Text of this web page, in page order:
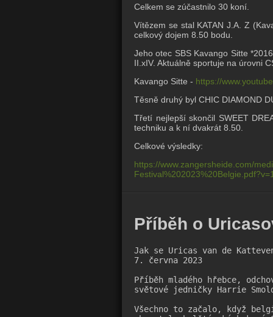
Celkem se zúčastnilo 30 koní.
Vítězem se stal KATAN J.A. Z
celkový dojem 8.50 bodu.
Jeho otec SBS Kavango Sitte
II.xIV. Aktuálně sportuje na úrovni
Kavango Sitte - https://
Těsně druhý byl CHIC DIAMOND
Třetí nejlepší skončil SWEET
techniku a k ní dvakrát 8.50.
Celkové výsledky:
https://www.zangersheide.com/
Příběh o
Jak se Uricas van de
7. června 2023
Příběh mladého hřebce,
světové jedničky Harrie
Všechno to začalo, když